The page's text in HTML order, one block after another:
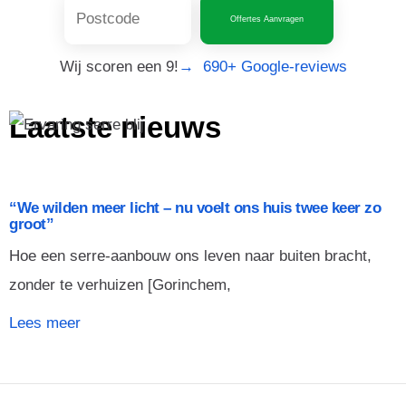
Offertes Aanvragen
Wij scoren een 9! → 690+ Google-reviews
Laatste nieuws
“We wilden meer licht – nu voelt ons huis twee keer zo
groot”
Hoe een serre-aanbouw ons leven naar buiten bracht,
zonder te verhuizen [Gorinchem,
Lees meer